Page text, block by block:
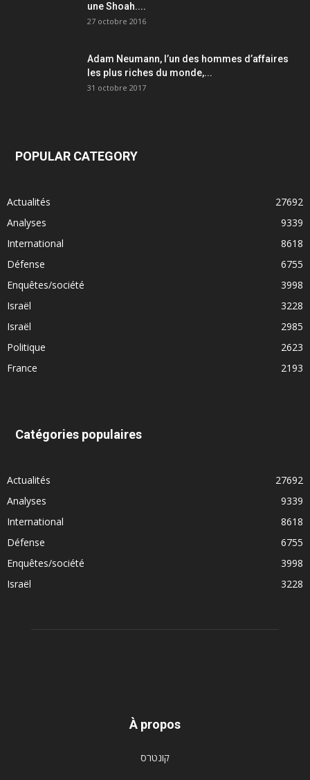
une Shoah....
27 octobre 2016
Adam Neumann, l’un des hommes d’affaires
les plus riches du monde,...
31 octobre 2017
POPULAR CATEGORY
Actualités
27692
Analyses
9339
International
8618
Défense
6755
Enquêtes/société
3998
Israël
3228
Israël
2985
Politique
2623
France
2193
Catégories populaires
Actualités
27692
Analyses
9339
International
8618
Défense
6755
Enquêtes/société
3998
Israël
3228
À propos
קונטרס